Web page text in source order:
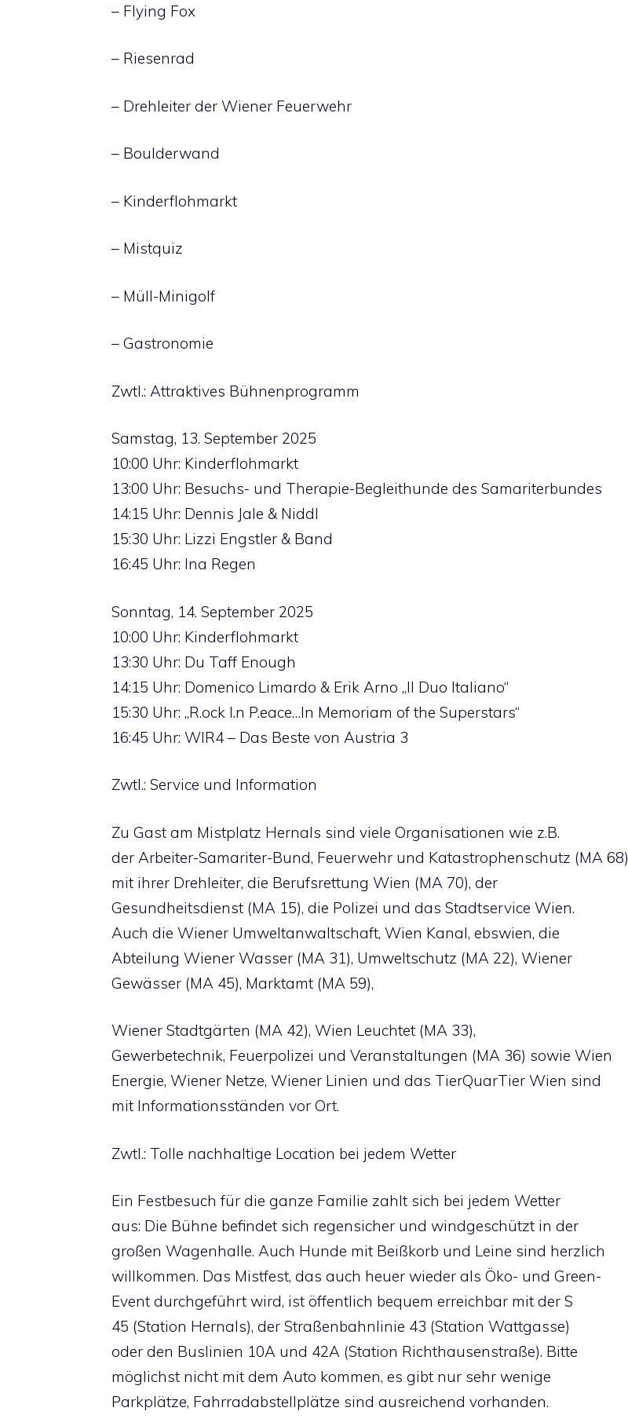
– Flying Fox
– Riesenrad
– Drehleiter der Wiener Feuerwehr
– Boulderwand
– Kinderflohmarkt
– Mistquiz
– Müll-Minigolf
– Gastronomie
Zwtl.: Attraktives Bühnenprogramm
Samstag, 13. September 2025
10:00 Uhr: Kinderflohmarkt
13:00 Uhr: Besuchs- und Therapie-Begleithunde des Samariterbundes
14:15 Uhr: Dennis Jale & Niddl
15:30 Uhr: Lizzi Engstler & Band
16:45 Uhr: Ina Regen
Sonntag, 14. September 2025
10:00 Uhr: Kinderflohmarkt
13:30 Uhr: Du Taff Enough
14:15 Uhr: Domenico Limardo & Erik Arno „Il Duo Italiano“
15:30 Uhr: „R.ock l.n P.eace…In Memoriam of the Superstars“
16:45 Uhr: WIR4 – Das Beste von Austria 3
Zwtl.: Service und Information
Zu Gast am Mistplatz Hernals sind viele Organisationen wie z.B.
der Arbeiter-Samariter-Bund, Feuerwehr und Katastrophenschutz (MA 68)
mit ihrer Drehleiter, die Berufsrettung Wien (MA 70), der
Gesundheitsdienst (MA 15), die Polizei und das Stadtservice Wien.
Auch die Wiener Umweltanwaltschaft, Wien Kanal, ebswien, die
Abteilung Wiener Wasser (MA 31), Umweltschutz (MA 22), Wiener
Gewässer (MA 45), Marktamt (MA 59),
Wiener Stadtgärten (MA 42), Wien Leuchtet (MA 33),
Gewerbetechnik, Feuerpolizei und Veranstaltungen (MA 36) sowie Wien
Energie, Wiener Netze, Wiener Linien und das TierQuarTier Wien sind
mit Informationsständen vor Ort.
Zwtl.: Tolle nachhaltige Location bei jedem Wetter
Ein Festbesuch für die ganze Familie zahlt sich bei jedem Wetter
aus: Die Bühne befindet sich regensicher und windgeschützt in der
großen Wagenhalle. Auch Hunde mit Beißkorb und Leine sind herzlich
willkommen. Das Mistfest, das auch heuer wieder als Öko- und Green-
Event durchgeführt wird, ist öffentlich bequem erreichbar mit der S
45 (Station Hernals), der Straßenbahnlinie 43 (Station Wattgasse)
oder den Buslinien 10A und 42A (Station Richthausenstraße). Bitte
möglichst nicht mit dem Auto kommen, es gibt nur sehr wenige
Parkplätze, Fahrradabstellplätze sind ausreichend vorhanden.